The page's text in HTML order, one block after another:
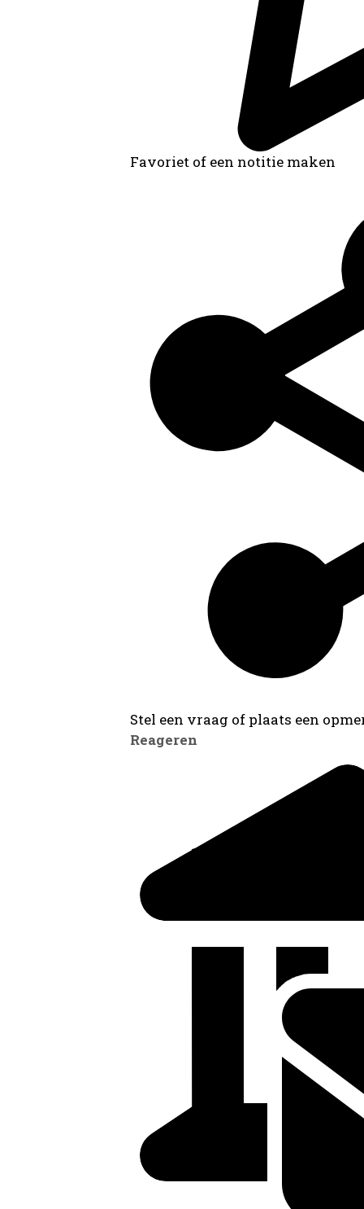
Favoriet of een notitie maken
Stel een vraag of plaats een
Reageren